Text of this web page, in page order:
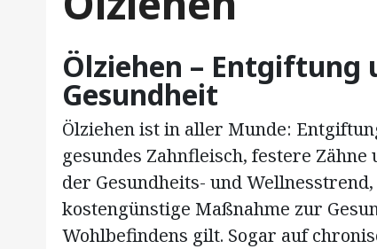
Ölziehen – Entgiftung
Gesundheit
Ölziehen ist in aller Munde:
gesundes Zahnfleisch, festere
der Gesundheits- und
kostengünstige Maßnahme zur
Wohlbefindens gilt. Sogar auf